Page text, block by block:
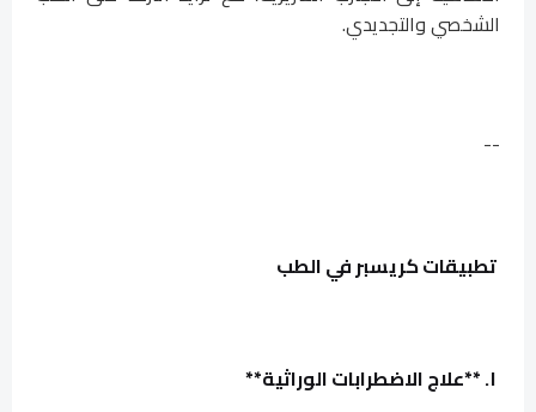
الشخصي والتجديدي.
--
تطبيقات كريسبر في الطب